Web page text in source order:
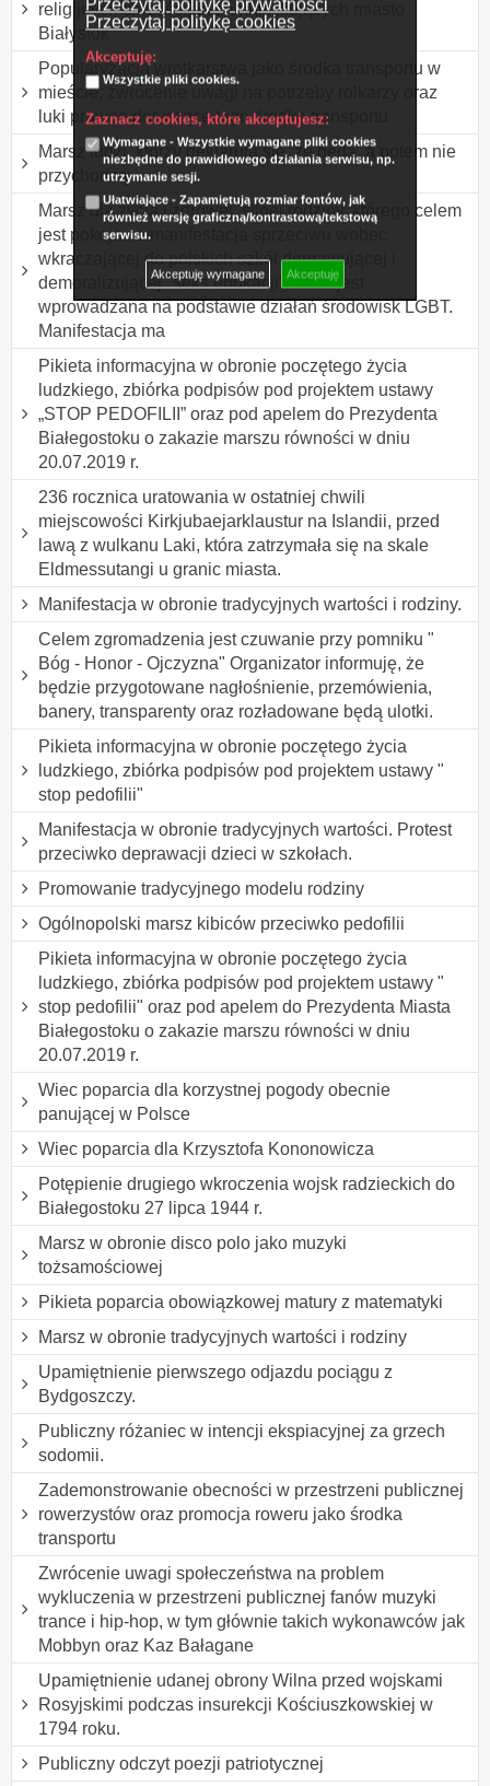
Przeczytaj politykę prywatności
Przeczytaj politykę cookies
Akceptuję:
Wszystkie pliki cookies.
Zaznacz cookies, które akceptujesz:
Wymagane - Wszystkie wymagane pliki cookies
niezbędne do prawidłowego działania serwisu, np.
utrzymanie sesji.
Ułatwiające - Zapamiętują rozmiar fontów, jak
również wersję graficzną/kontrastową/tekstową
serwisu.
Akceptuję wymagane Akceptuję
religijnych chrześcijan zamieszkujących miasto
Białystok
Popularyzacja wrotkarstwa jako środka transportu w
mieście, zwrócenie uwagi na potrzeby rolkarzy oraz
luki prawne dotyczące tego środka transportu
Marsz ludzi, którzy deklarują się, że będą, a potem nie
przychodzą.
Marsz dla życia i zdrowej, silnej rodziny, którego celem
jest pokojowa manifestacja sprzeciwu wobec
wkraczającej do polskich szkół deprawującej i
demoralizującej "seks edukacji", która jest
wprowadzana na podstawie działań środowisk LGBT.
Manifestacja ma
Pikieta informacyjna w obronie poczętego życia
ludzkiego, zbiórka podpisów pod projektem ustawy
„STOP PEDOFILII” oraz pod apelem do Prezydenta
Białegostoku o zakazie marszu równości w dniu
20.07.2019 r.
236 rocznica uratowania w ostatniej chwili
miejscowości Kirkjubaejarklaustur na Islandii, przed
lawą z wulkanu Laki, która zatrzymała się na skale
Eldmessutangi u granic miasta.
Manifestacja w obronie tradycyjnych wartości i rodziny.
Celem zgromadzenia jest czuwanie przy pomniku "
Bóg - Honor - Ojczyzna" Organizator informuję, że
będzie przygotowane nagłośnienie, przemówienia,
banery, transparenty oraz rozładowane będą ulotki.
Pikieta informacyjna w obronie poczętego życia
ludzkiego, zbiórka podpisów pod projektem ustawy "
stop pedofilii"
Manifestacja w obronie tradycyjnych wartości. Protest
przeciwko deprawacji dzieci w szkołach.
Promowanie tradycyjnego modelu rodziny
Ogólnopolski marsz kibiców przeciwko pedofilii
Pikieta informacyjna w obronie poczętego życia
ludzkiego, zbiórka podpisów pod projektem ustawy "
stop pedofilii" oraz pod apelem do Prezydenta Miasta
Białegostoku o zakazie marszu równości w dniu
20.07.2019 r.
Wiec poparcia dla korzystnej pogody obecnie
panującej w Polsce
Wiec poparcia dla Krzysztofa Kononowicza
Potępienie drugiego wkroczenia wojsk radzieckich do
Białegostoku 27 lipca 1944 r.
Marsz w obronie disco polo jako muzyki
tożsamościowej
Pikieta poparcia obowiązkowej matury z matematyki
Marsz w obronie tradycyjnych wartości i rodziny
Upamiętnienie pierwszego odjazdu pociągu z
Bydgoszczy.
Publiczny różaniec w intencji ekspiacyjnej za grzech
sodomii.
Zademonstrowanie obecności w przestrzeni publicznej
rowerzystów oraz promocja roweru jako środka
transportu
Zwrócenie uwagi społeczeństwa na problem
wykluczenia w przestrzeni publicznej fanów muzyki
trance i hip-hop, w tym głównie takich wykonawców jak
Mobbyn oraz Kaz Bałagane
Upamiętnienie udanej obrony Wilna przed wojskami
Rosyjskimi podczas insurekcji Kościuszkowskiej w
1794 roku.
Publiczny odczyt poezji patriotycznej